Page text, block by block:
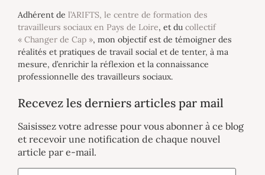
Adhérent de l’ARIFTS, le centre de formation des
travailleurs sociaux en Pays de Loire, et du collectif
« Changer de Cap », mon objectif est de témoigner des
réalités et pratiques de travail social et de tenter, à ma
mesure, d’enrichir la réflexion et la connaissance
professionnelle des travailleurs sociaux.
Recevez les derniers articles par mail
Saisissez votre adresse pour vous abonner à ce blog
et recevoir une notification de chaque nouvel
article par e-mail.